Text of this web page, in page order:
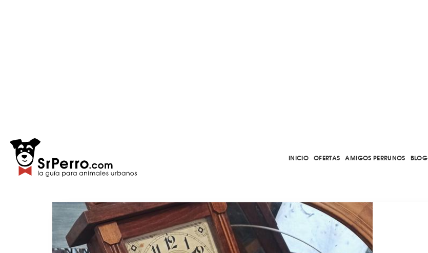
INICIO OFERTAS AMIGOS PERRUNOS BLOG